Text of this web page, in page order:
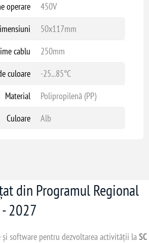
operare
450V
50x117mm
cablu
250mm
culoare
-25...85°C
Material
Polipropilenă (PP)
Culoare
Alb
din Programul Regional
2027
software pentru dezvoltarea activității laSC